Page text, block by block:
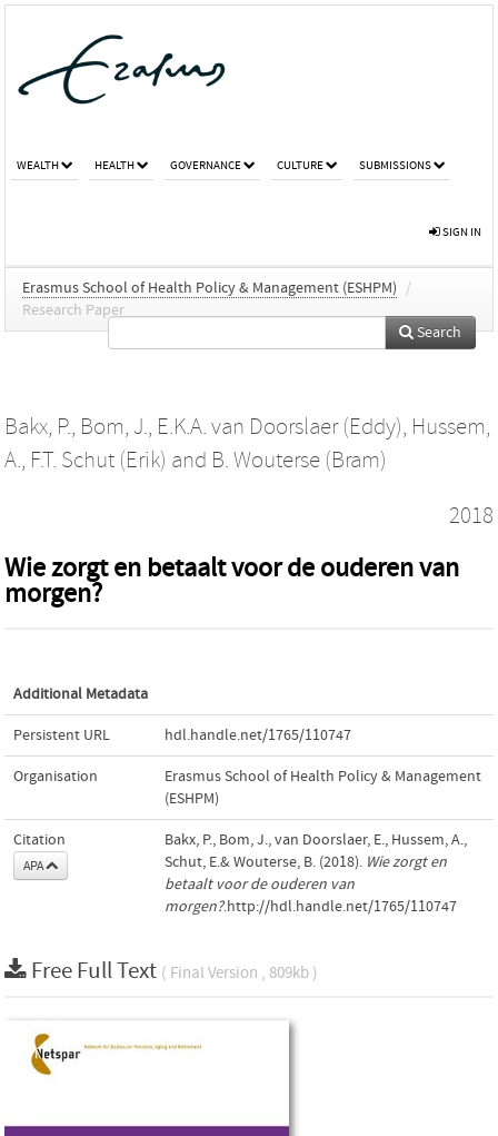
WEALTH HEALTH GOVERNANCE CULTURE SUBMISSIONS
SIGN IN
Erasmus School of Health Policy & Management (ESHPM)
/
Research Paper
Search
Bakx, P., Bom, J., E.K.A. van Doorslaer (Eddy), Hussem,
A., F.T. Schut (Erik) and B. Wouterse (Bram)
2018
Wie zorgt en betaalt voor de ouderen van
morgen?
Additional Metadata
Persistent URL hdl.handle.net/1765/110747
Organisation
Erasmus School of Health Policy & Management
(ESHPM)
Citation
APA
Bakx, P., Bom, J., van Doorslaer, E., Hussem, A.,
Schut, E.& Wouterse, B. (2018). Wie zorgt en
betaalt voor de ouderen van
morgen?.http://hdl.handle.net/1765/110747
Free Full Text ( Final Version , 809kb )